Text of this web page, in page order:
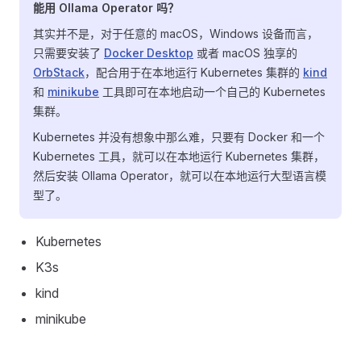
能用 Ollama Operator 吗？
其实并不是，对于任意的 macOS，Windows 设备而言，
只需要安装了 Docker Desktop 或者 macOS 独享的
OrbStack，配合用于在本地运行 Kubernetes 集群的 kind
和 minikube 工具即可在本地启动一个自己的 Kubernetes
集群。
Kubernetes 并没有想象中那么难，只要有 Docker 和一个
Kubernetes 工具，就可以在本地运行 Kubernetes 集群，
然后安装 Ollama Operator，就可以在本地运行大型语言模
型了。
Kubernetes
K3s
kind
minikube